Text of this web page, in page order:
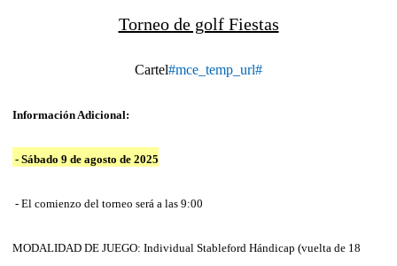
Torneo de golf Fiestas
Cartel#mce_temp_url#
Información Adicional:
- Sábado 9 de agosto de 2025
- El comienzo del torneo será a las 9:00
MODALIDAD DE JUEGO: Individual Stableford Hándicap (vuelta de 18